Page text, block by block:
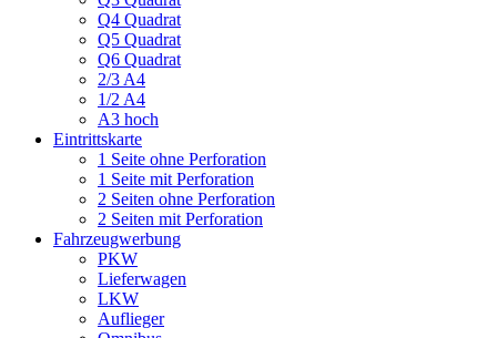
Q4 Quadrat
Q5 Quadrat
Q6 Quadrat
2/3 A4
1/2 A4
A3 hoch
Eintrittskarte
1 Seite ohne Perforation
1 Seite mit Perforation
2 Seiten ohne Perforation
2 Seiten mit Perforation
Fahrzeugwerbung
PKW
Lieferwagen
LKW
Auflieger